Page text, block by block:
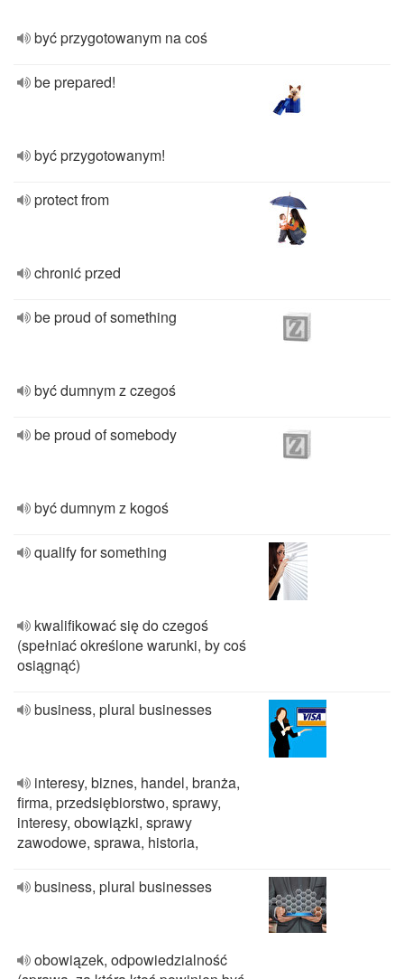
być przygotowanym na coś
be prepared!
być przygotowanym!
protect from
chronić przed
be proud of something
być dumnym z czegoś
be proud of somebody
być dumnym z kogoś
qualify for something
kwalifikować się do czegoś
(spełniać określone warunki, by coś
osiągnąć)
business, plural businesses
interesy, biznes, handel, branża,
firma, przedsiębiorstwo, sprawy,
interesy, obowiązki, sprawy
zawodowe, sprawa, historia,
business, plural businesses
obowiązek, odpowiedzialność